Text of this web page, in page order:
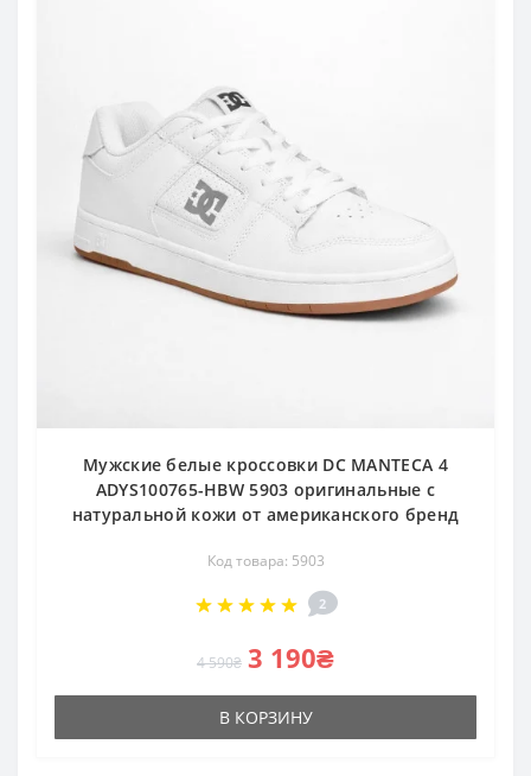
Мужские белые кроссовки DC MANTECA 4
ADYS100765-HBW 5903 оригинальные с
натуральной кожи от американского бренд
Код товара: 5903
2
4 590₴ 3 190₴
В КОРЗИНУ